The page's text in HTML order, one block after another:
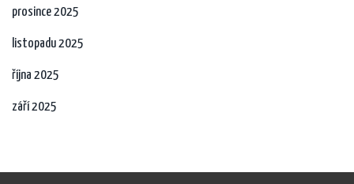
prosince 2025
listopadu 2025
října 2025
září 2025